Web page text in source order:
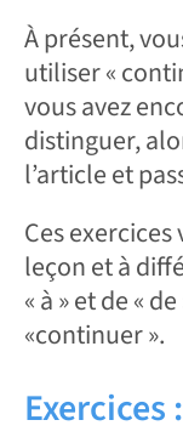
À présent,
utiliser «
vous avez
distinguer,
l’article et
Ces
leçon et à
« à » et de «
«continuer ».
Exercices :